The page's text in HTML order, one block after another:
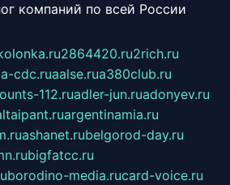
компаний по всей России
2864420.ru2rich.ru
a-cdc.ruaalse.rua380club.ru
112.ruadler-jun.ruadonyev.ru
argentinamia.ru
ashanet.rubelgorod-day.ru
bigfatcc.ru
borodino-media.rucard-voice.ru